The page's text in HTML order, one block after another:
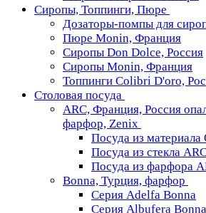
Сиропы, Топпинги, Пюре
Дозаторы-помпы для
Пюре Monin, Франция
Сиропы Don Dolce, Россия
Сиропы Monin, Франция
Топпинги Colibri D'oro,
Столовая посуда
ARC, Франция, Россия
фарфор, Zenix
Посуда из материала
Посуда из стекла
Посуда из фарфора
Bonna, Турция, фарфор
Серия Adelfa Bonna
Серия Albufera Bonna